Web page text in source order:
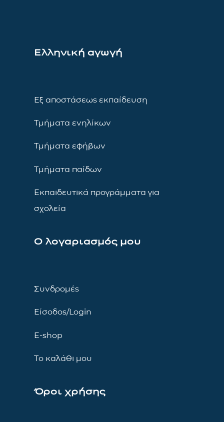
Ελληνική αγωγή
Εξ αποστάσεως εκπαίδευση
Τμήματα ενηλίκων
Τμήματα εφήβων
Τμήματα παίδων
Εκπαιδευτικά προγράμματα για
σχολεία
Ο λογαριασμός μου
Συνδρομές
Είσοδος/Login
E-shop
Το καλάθι μου
Όροι χρήσης